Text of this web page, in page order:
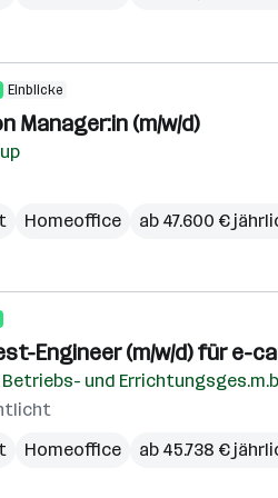
Einblicke
Manager:in (m/w/d)
Homeoffice ab 47.600 €
Engineer (m/w/d) für e-
und
Homeoffice ab 45.738 €